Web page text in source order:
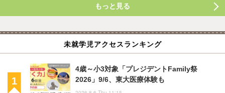
もっと見る
未就学児アクセスランキング
4歳～小3対象「プレジデントFamily祭
2026」9/6、東大医療体験も